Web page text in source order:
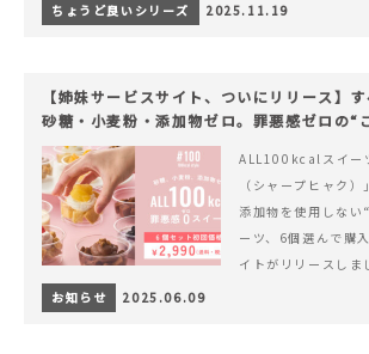
ちょうど良いシリーズ 2025.11.19
【姉妹サービスサイト、ついにリリース】
砂糖・小麦粉・添加物ゼロ。罪悪感ゼロの“
ツ”『#100（シャープ100）』
ALL100kcalスイー
（シャープヒャク
添加物を使用しな
ーツ、6個選んで購
イトがリリースしま
お知らせ
2025.06.09